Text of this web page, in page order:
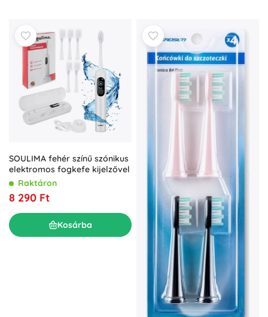
SOULIMA fehér színű szónikus
elektromos fogkefe kijelzővel
Raktáron
8 290 Ft
Kosárba